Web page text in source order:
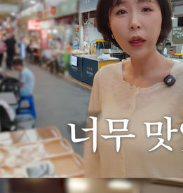
둔 이강인, 맨시티전 선발 대신 '벤치 시작'
당원투표 합산 김민석 48.54%로 승리…정
표 합산 김민석 46.01%로 승리…정청래
당원투표…강원·경북 김민석, 대구 정청래
선, 경북 권리당원 투표 김민석 47.37%·정
선, 대구 권리당원 투표 정청래 47.82%·김민
선, 강원 권리당원 투표 김민석 승리
축구협회 성 접대 의혹 심판 조사"
제주삼다수 역전 우승…데뷔 10년 차에
안동 물길공원서 헤엄친 구렁이 '소동'